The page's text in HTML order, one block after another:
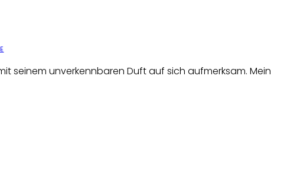
seinem unverkennbaren Duft auf sich aufmerksam. Mein